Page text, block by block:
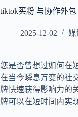
tiktok买粉 与协作外
2025-12-02 媒
您是否曾想过如何在
在当今瞬息万变的社
牌快速获得影响力的
牌可以在短时间内实